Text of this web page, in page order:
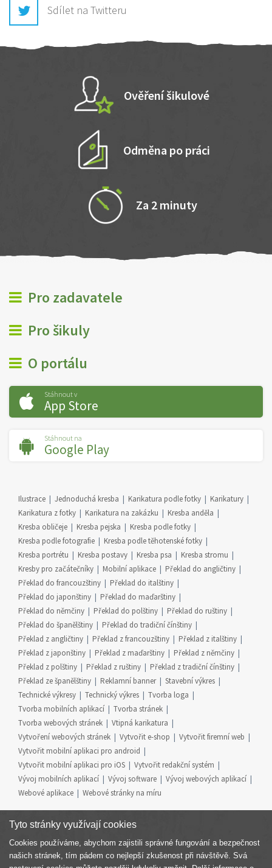
Sdílet na Twitteru
Ověření šikulové
Odměna po práci
Za 2 minuty
Pro zadavatele
Pro šikuly
O portálu
Stáhnout v
App Store
Stáhnout na
Google Play
Ilustrace Jednoduchá kresba Karikatura podle fotky
Karikatury
Karikatura z fotky
Karikatura na zakázku
Kresba anděla
Kresba obličeje
Kresba pejska
Kresba podle fotky
Kresba podle fotografie
Kresba podle těhotenské fotky
Kresba portrétu
Kresba postavy Kresba psa
Kresba stromu
Kresby pro začátečníky
Mobilní aplikace
Překlad do angličtiny
Překlad do francouzštiny
Překlad do italštiny
Překlad do japonštiny
Překlad do maďarštiny
Překlad do němčiny
Překlad do polštiny
Překlad do ruštiny
Překlad do španělštiny
Překlad do tradiční čínštiny
Překlad z angličtiny
Překlad z francouzštiny
Překlad z italštiny
Překlad z japonštiny
Překlad z maďarštiny
Překlad z němčiny
Překlad z polštiny
Překlad z ruštiny
Překlad z tradiční čínštiny
Překlad ze španělštiny
Reklamní banner
Stavební výkres
Technické výkresy
Technický výkres
Tvorba loga
Tvorba mobilních aplikací
Tvorba stránek
Tvorba webových stránek
Vtipná karikatura
Vytvoření webových stránek
Vytvořit e-shop
Vytvořit firemní web
Vytvořit mobilní aplikaci pro android
Vytvořit mobilní aplikaci pro iOS
Vytvořit redakční systém
Vývoj mobilních aplikací
Vývoj software
Vývoj webových aplikací
Webové aplikace
Webové stránky na míru
Součást skupiny
Tyto stránky využívají cookies
Cookies používáme, abychom zajistili správné fungování a bezpečnost
našich stránek, tím pádem co nejlepší zkušenost při návštěvě. Svá